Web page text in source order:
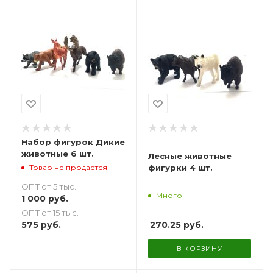
Набор фигурок Дикие
животные 6 шт.
Товар не продается
ОПТ от 5 тыс.
1 000 руб.
ОПТ от 15 тыс.
575 руб.
Лесные животные
фигурки 4 шт.
Много
270.25руб.
В КОРЗИНУ